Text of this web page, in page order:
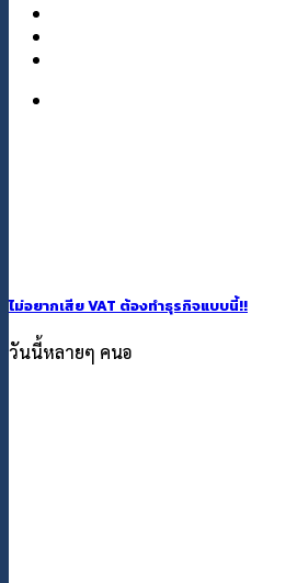
ไม่อยากเสีย VAT ต้องทำธุรกิจแบบนี้!!
วันนี้หลายๆ คนอ